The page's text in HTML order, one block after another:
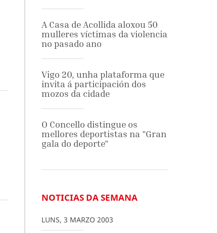
A Casa de Acollida aloxou 50
mulleres víctimas da violencia
no pasado ano
Vigo 20, unha plataforma que
invita á participación dos
mozos da cidade
O Concello distingue os
mellores deportistas na "Gran
gala do deporte"
NOTICIAS DA SEMANA
LUNS, 3 MARZO 2003